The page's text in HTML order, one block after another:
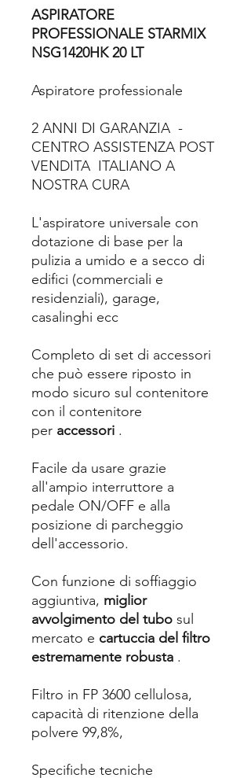
ASPIRATORE
PROFESSIONALE STARMIX
NSG1420HK 20 LT
Aspiratore professionale
2 ANNI DI GARANZIA -
CENTRO ASSISTENZA POST
VENDITA ITALIANO A
NOSTRA CURA
L'aspiratore universale con
dotazione di base per la
pulizia a umido e a secco di
edifici (commerciali e
residenziali), garage,
casalinghi ecc
Completo di set di accessori
che può essere riposto in
modo sicuro sul contenitore
con il contenitore
per accessori .
Facile da usare grazie
all'ampio interruttore a
pedale ON/OFF e alla
posizione di parcheggio
dell'accessorio.
Con funzione di soffiaggio
aggiuntiva, miglior
avvolgimento del tubo sul
mercato e cartuccia del filtro
estremamente robusta .
Filtro in FP 3600 cellulosa,
capacità di ritenzione della
polvere 99,8%,
Specifiche tecniche